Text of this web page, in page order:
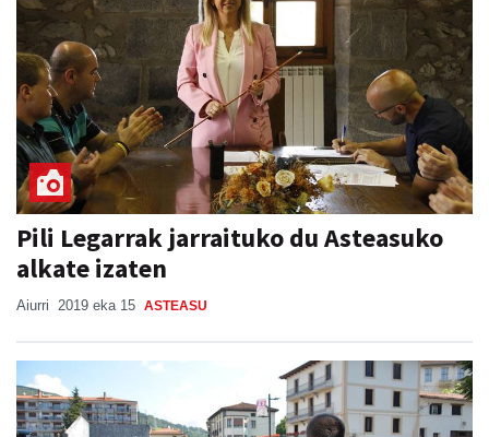
Pili Legarrak jarraituko du Asteasuko
alkate izaten
Aiurri 2019 eka 15 ASTEASU